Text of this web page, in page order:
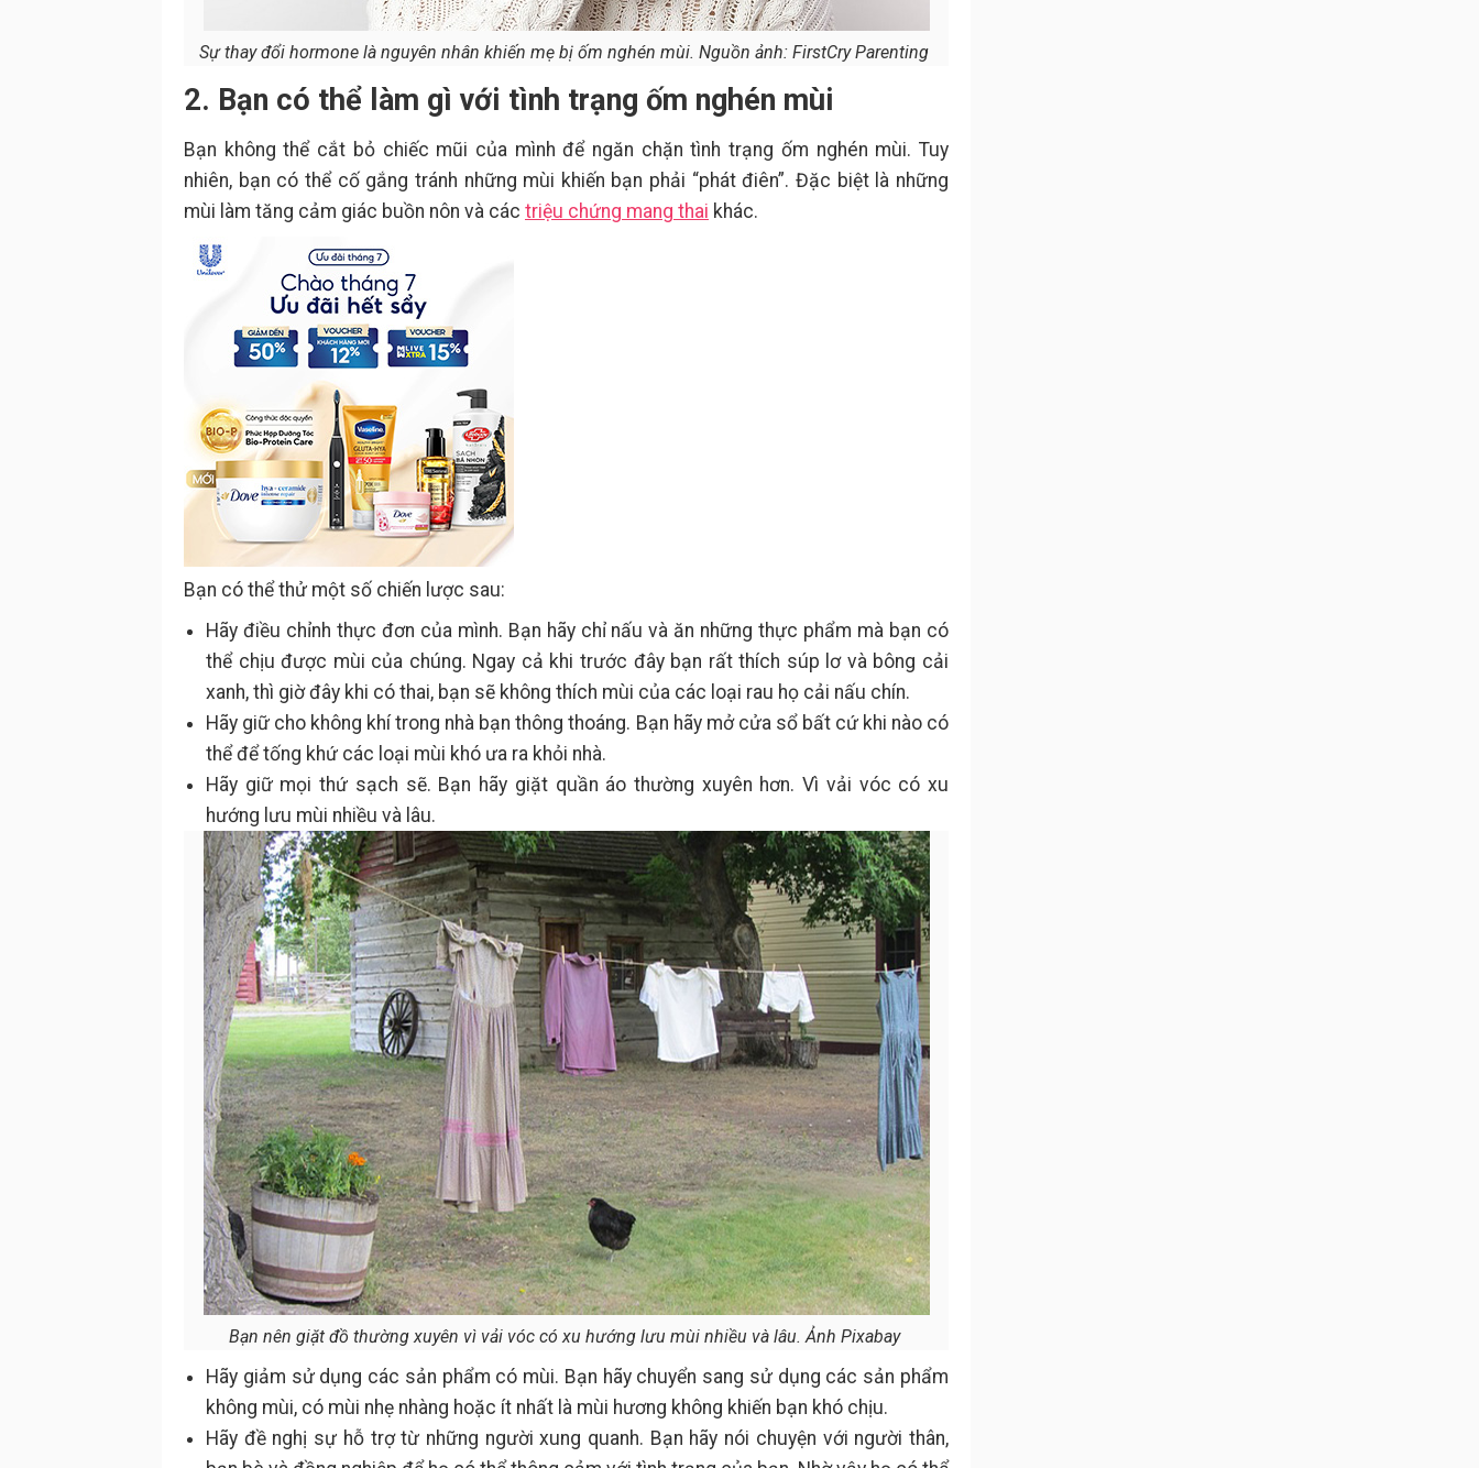
Sự thay đổi hormone là nguyên nhân khiến mẹ bị ốm nghén mùi. Nguồn ảnh: FirstCry Parenting
2. Bạn có thể làm gì với tình trạng ốm nghén mùi
Bạn không thể cắt bỏ chiếc mũi của mình để ngăn chặn tình trạng ốm nghén mùi. Tuy
nhiên, bạn có thể cố gắng tránh những mùi khiến bạn phải “phát điên”. Đặc biệt là những
mùi làm tăng cảm giác buồn nôn và các triệu chứng mang thai khác.
Bạn có thể thử một số chiến lược sau:
Hãy điều chỉnh thực đơn của mình. Bạn hãy chỉ nấu và ăn những thực phẩm mà bạn có
thể chịu được mùi của chúng. Ngay cả khi trước đây bạn rất thích súp lơ và bông cải
xanh, thì giờ đây khi có thai, bạn sẽ không thích mùi của các loại rau họ cải nấu chín.
Hãy giữ cho không khí trong nhà bạn thông thoáng. Bạn hãy mở cửa sổ bất cứ khi nào có
thể để tống khứ các loại mùi khó ưa ra khỏi nhà.
Hãy giữ mọi thứ sạch sẽ. Bạn hãy giặt quần áo thường xuyên hơn. Vì vải vóc có xu
hướng lưu mùi nhiều và lâu.
Bạn nên giặt đồ thường xuyên vì vải vóc có xu hướng lưu mùi nhiều và lâu. Ảnh Pixabay
Hãy giảm sử dụng các sản phẩm có mùi. Bạn hãy chuyển sang sử dụng các sản phẩm
không mùi, có mùi nhẹ nhàng hoặc ít nhất là mùi hương không khiến bạn khó chịu.
Hãy đề nghị sự hỗ trợ từ những người xung quanh. Bạn hãy nói chuyện với người thân,